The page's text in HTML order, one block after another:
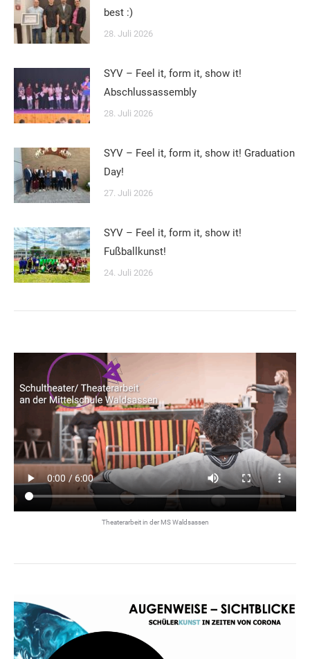
best :)
28. Juli 2026
SYV – Feel it, form it, show it!
Abschlussassembly
28. Juli 2026
SYV – Feel it, form it, show it! Graduation
Day!
27. Juli 2026
SYV – Feel it, form it, show it!
Fußballkunst!
24. Juli 2026
Theaterarbeit in der MS Waldsassen